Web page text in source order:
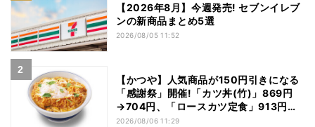
【2026年8月】今週発売! セブンイレブ
ンの新商品まとめ5選
2026/08/05 11:52
【かつや】人気商品が150円引きになる
「感謝祭」開催!「カツ丼(竹)」869円
→704円、「ロースカツ定食」913円
→748円に - 8日間限定
2026/08/06 11:29